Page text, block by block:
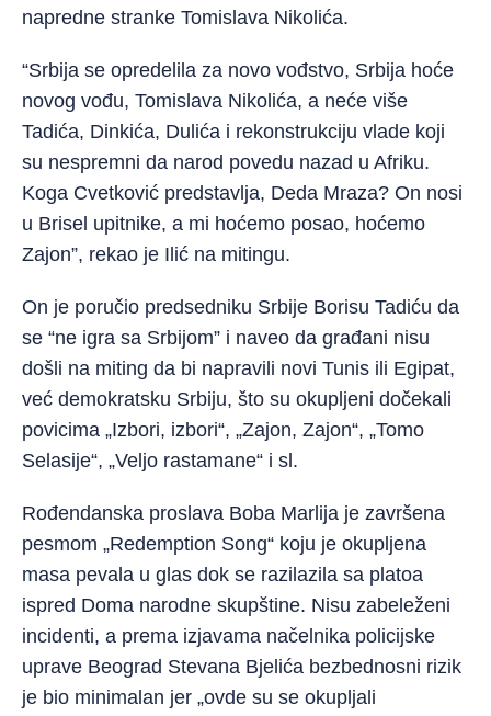
napredne stranke Tomislava Nikolića.
“Srbija se opredelila za novo vođstvo, Srbija hoće
novog vođu, Tomislava Nikolića, a neće više
Tadića, Dinkića, Dulića i rekonstrukciju vlade koji
su nespremni da narod povedu nazad u Afriku.
Koga Cvetković predstavlja, Deda Mraza? On nosi
u Brisel upitnike, a mi hoćemo posao, hoćemo
Zajon”, rekao je Ilić na mitingu.
On je poručio predsedniku Srbije Borisu Tadiću da
se “ne igra sa Srbijom” i naveo da građani nisu
došli na miting da bi napravili novi Tunis ili Egipat,
već demokratsku Srbiju, što su okupljeni dočekali
povicima „Izbori, izbori“, „Zajon, Zajon“, „Tomo
Selasije“, „Veljo rastamane“ i sl.
Rođendanska proslava Boba Marlija je završena
pesmom „Redemption Song“ koju je okupljena
masa pevala u glas dok se razilazila sa platoa
ispred Doma narodne skupštine. Nisu zabeleženi
incidenti, a prema izjavama načelnika policijske
uprave Beograd Stevana Bjelića bezbednosni rizik
je bio minimalan jer „ovde su se okupljali